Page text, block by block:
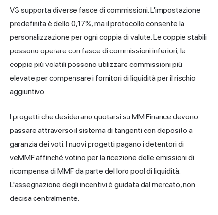
V3 supporta diverse fasce di commissioni. L'impostazione
predefinita è dello 0,17%, ma il protocollo consente la
personalizzazione per ogni coppia di valute. Le coppie stabili
possono operare con fasce di commissioni inferiori; le
coppie più volatili possono utilizzare commissioni più
elevate per compensare i fornitori di liquidità per il rischio
aggiuntivo.
I progetti che desiderano quotarsi su MM Finance devono
passare attraverso il sistema di tangenti con deposito a
garanzia dei voti. I nuovi progetti pagano i detentori di
veMMF affinché votino per la ricezione delle emissioni di
ricompensa di MMF da parte del loro pool di liquidità.
L'assegnazione degli incentivi è guidata dal mercato, non
decisa centralmente.